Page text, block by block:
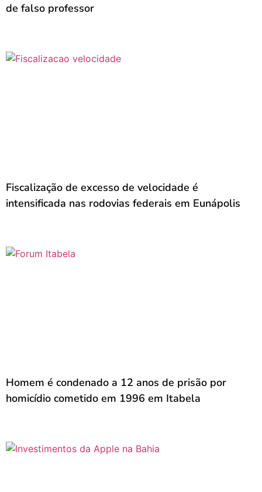
de falso professor
Fiscalização de excesso de velocidade é
intensificada nas rodovias federais em Eunápolis
Homem é condenado a 12 anos de prisão por
homicídio cometido em 1996 em Itabela